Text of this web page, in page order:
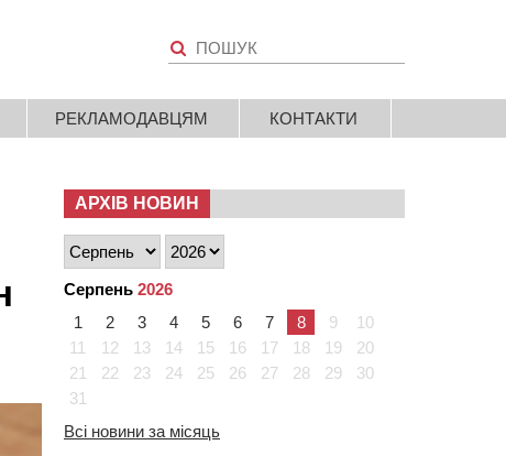
РЕКЛАМОДАВЦЯМ КОНТАКТИ
АРХІВ НОВИН
Серпень 2026
1
2 3 4 5 6 7 8 9
10
11
12 13 14 15 16 17 18 19
20
21
22 23 24 25 26 27 28 29
30
31
Всі новини за місяць